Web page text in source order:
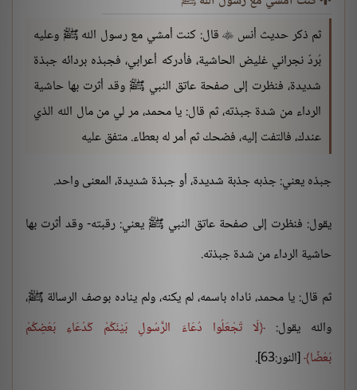
ثم ذكر حديث أنس  قال: كنت أمشي مع رسول الله ﷺ وعليه
بُردٌ نجراني غليض الحاشية، فأدركه أعرابي، فجبذه بردائه جبذة
شديدة، فنظرت إلى صفحة عاتق النبي ﷺ وقد أثرت بها حاشية
الرداء من شدة جبذته، ثم قال: يا محمد، مر لي من مال الله الذي
عندك، فالتفت إليه، فضحك ثم أمر له بعطاء. متفق عليه
جبذه يعني: جذبه جذبة شديدة، أو جبذة شديدة، المعنى واحد.
يقول: فنظرت إلى صفحة عاتق النبي ﷺ يعني: رقبته- وقد أثرت بها
حاشية الرداء من شدة جبذته.
ثم قال: يا محمد، ناداه باسمه، لم يكنه، ولم يناده بوصف الرسالة ﷺ،
والله يقول: لَا تَجْعَلُوا دُعَاءَ الرَّسُولِ بَيْنَكُمْ كَدُعَاءِ بَعْضِكُمْ
بَعْضًا [النور:63].